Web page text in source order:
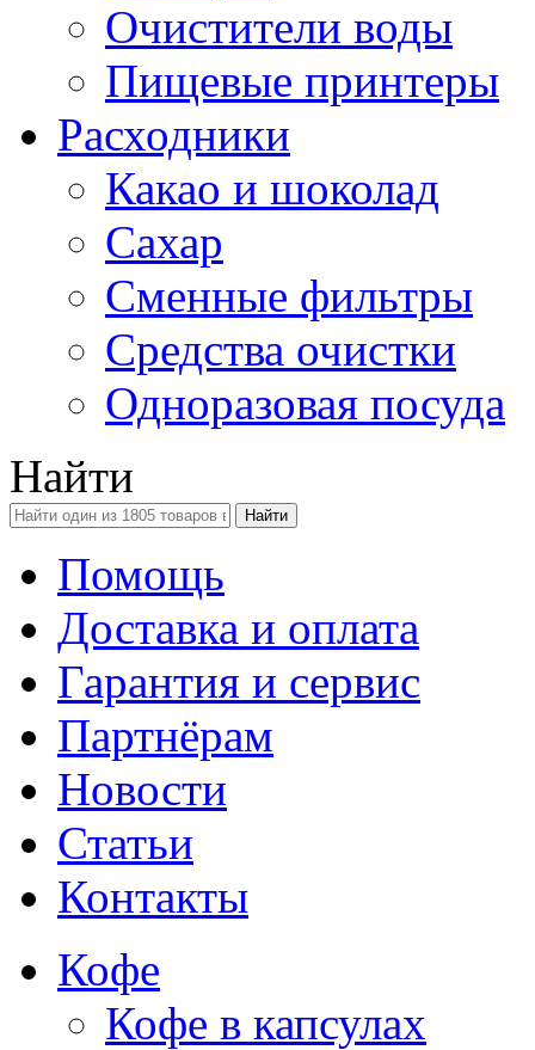
Очистители воды
Пищевые принтеры
Расходники
Какао и шоколад
Сахар
Сменные фильтры
Средства очистки
Одноразовая посуда
Найти
Помощь
Доставка и оплата
Гарантия и сервис
Партнёрам
Новости
Статьи
Контакты
Кофе
Кофе в капсулах